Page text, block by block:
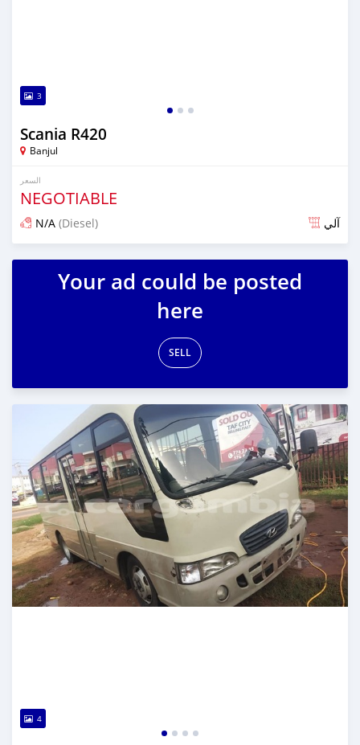
3
Scania R420
Banjul
السعر
NEGOTIABLE
N/A (Diesel) آلي
تم النشر منذ أكثر من سنتين مضت
Your ad could be posted
here
SELL
4